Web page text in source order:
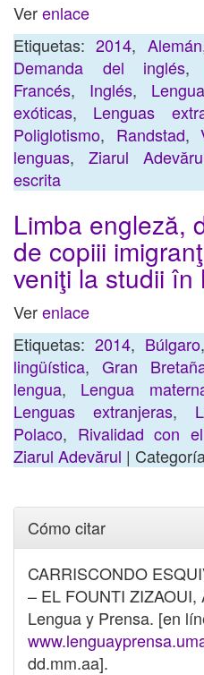
Verenlace
Etiquetas:2014, Alemán
Demanda del inglés,
Francés, Inglés,
exóticas, Lenguas
Poliglotismo, Randstad,
lenguas, Ziarul
escrita
Limba engleză,
de copiii
veniţi la studii în
Verenlace
Etiquetas: 2014, Búlgaro,
lingüística, Gran
lengua, Lengua
Lenguas extranjeras,
Polaco, Rivalidad con
Ziarul Adevărul |
Cómo citar
CARRISCONDO
– EL FOUNTI
Lengua y Prensa. [en
dd.mm.aa].